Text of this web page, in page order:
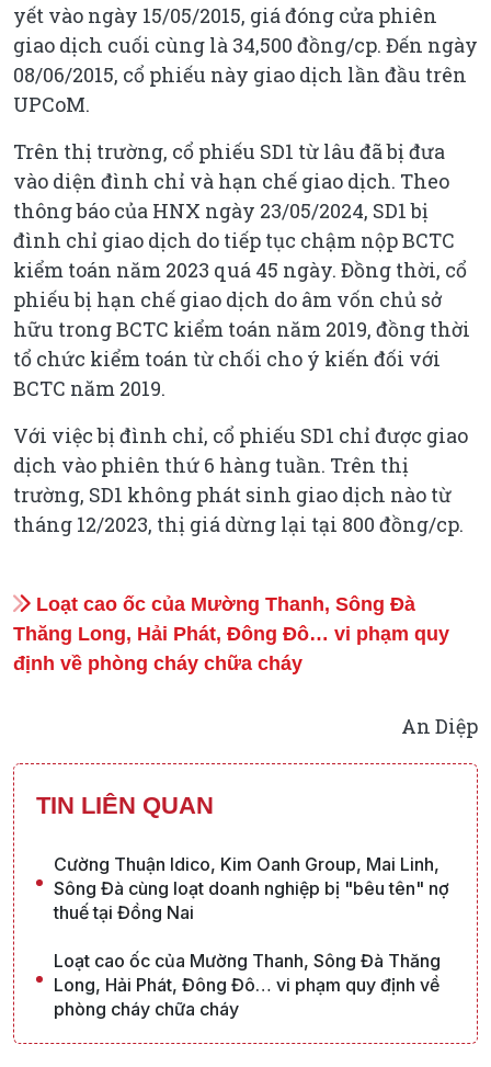
yết vào ngày 15/05/2015, giá đóng cửa phiên
giao dịch cuối cùng là 34,500 đồng/cp. Đến ngày
08/06/2015, cổ phiếu này giao dịch lần đầu trên
UPCoM.
Trên thị trường, cổ phiếu SD1 từ lâu đã bị đưa
vào diện đình chỉ và hạn chế giao dịch. Theo
thông báo của HNX ngày 23/05/2024, SD1 bị
đình chỉ giao dịch do tiếp tục chậm nộp BCTC
kiểm toán năm 2023 quá 45 ngày. Đồng thời, cổ
phiếu bị hạn chế giao dịch do âm vốn chủ sở
hữu trong BCTC kiểm toán năm 2019, đồng thời
tổ chức kiểm toán từ chối cho ý kiến đối với
BCTC năm 2019.
Với việc bị đình chỉ, cổ phiếu SD1 chỉ được giao
dịch vào phiên thứ 6 hàng tuần. Trên thị
trường, SD1 không phát sinh giao dịch nào từ
tháng 12/2023, thị giá dừng lại tại 800 đồng/cp.
Loạt cao ốc của Mường Thanh, Sông Đà
Thăng Long, Hải Phát, Đông Đô… vi phạm quy
định về phòng cháy chữa cháy
An Diệp
TIN LIÊN QUAN
Cường Thuận Idico, Kim Oanh Group, Mai Linh,
Sông Đà cùng loạt doanh nghiệp bị "bêu tên" nợ
thuế tại Đồng Nai
Loạt cao ốc của Mường Thanh, Sông Đà Thăng
Long, Hải Phát, Đông Đô… vi phạm quy định về
phòng cháy chữa cháy